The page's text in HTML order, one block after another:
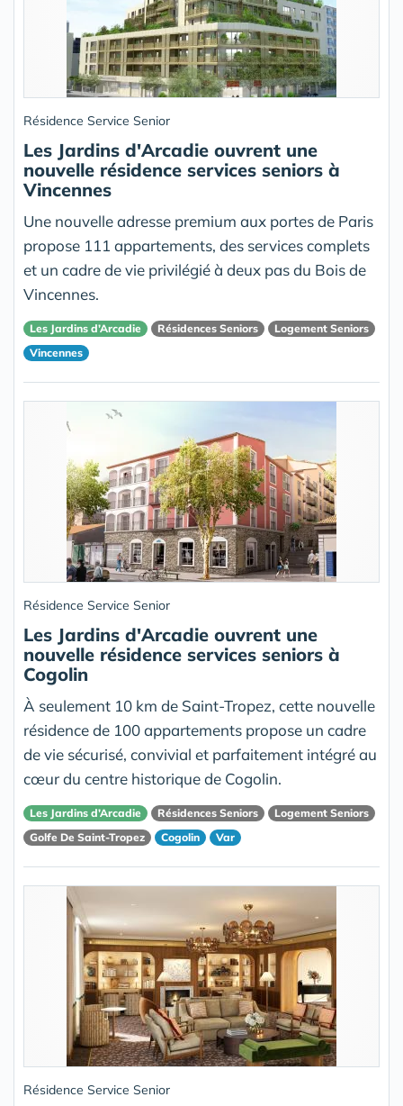
Résidence Service Senior
Les Jardins d'Arcadie ouvrent une
nouvelle résidence services seniors à
Vincennes
Une nouvelle adresse premium aux portes de Paris
propose 111 appartements, des services complets
et un cadre de vie privilégié à deux pas du Bois de
Vincennes.
Les Jardins d’Arcadie Résidences Seniors
Logement Seniors
Vincennes
Résidence Service Senior
Les Jardins d'Arcadie ouvrent une
nouvelle résidence services seniors à
Cogolin
À seulement 10 km de Saint-Tropez, cette nouvelle
résidence de 100 appartements propose un cadre
de vie sécurisé, convivial et parfaitement intégré au
cœur du centre historique de Cogolin.
Les Jardins d’Arcadie Résidences Seniors
Logement Seniors
Golfe De Saint-Tropez
Cogolin Var
Résidence Service Senior